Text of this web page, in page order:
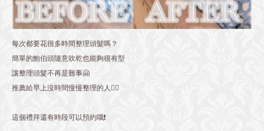
每次都要花很多時間整理頭髮嗎？
簡單的鮑伯頭隨意吹乾也能夠很有型
讓整理頭髮不再是難事🤗
推薦給早上沒時間慢慢整理的人💁‍♂️
這個禮拜還有時段可以預約哦❗️